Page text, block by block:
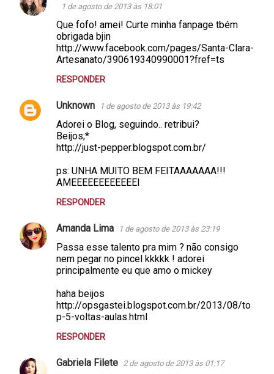
1 de agosto de 2013 às 18:01
Que fofo! amei! Curte minha fanpage tbém
obrigada bjin
http://www.facebook.com/pages/Santa-Clara-
Artesanato/390619340990001?fref=ts
RESPONDER
Unknown 1 de agosto de 2013 às 19:42
Adorei o Blog, seguindo.. retribui?
Beijos;*
http://just-pepper.blogspot.com.br/
ps: UNHA MUITO BEM FEITAAAAAAA!!!
AMEEEEEEEEEEEEI
RESPONDER
Amanda Lima 1 de agosto de 2013 às 23:19
Passa esse talento pra mim ? não consigo
nem pegar no pincel kkkkk ! adorei
principalmente eu que amo o mickey
haha beijos
http://opsgastei.blogspot.com.br/2013/08/to
p-5-voltas-aulas.html
RESPONDER
Gabriela Filete 2 de agosto de 2013 às 01:17